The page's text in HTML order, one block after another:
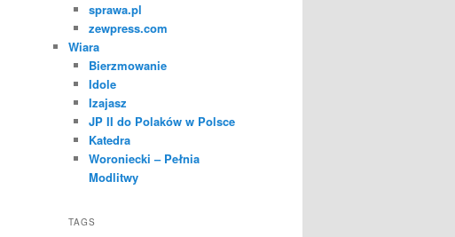
sprawa.pl
zewpress.com
Wiara
Bierzmowanie
Idole
Izajasz
JP II do Polaków w Polsce
Katedra
Woroniecki – Pełnia
Modlitwy
TAGS